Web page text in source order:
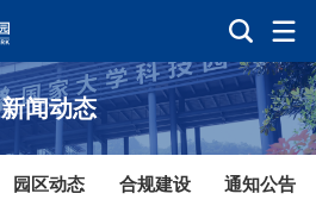
新闻动态
园区动态 合规建设 通知公告